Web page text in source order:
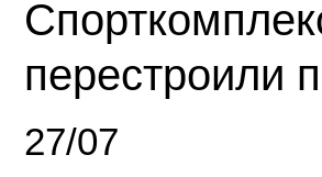
перестроили
27/07